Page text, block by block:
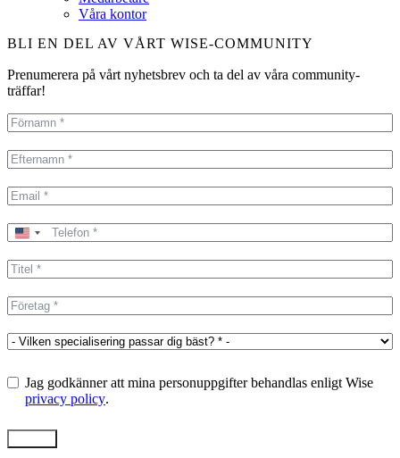
Våra kontor
BLI EN DEL AV VÅRT WISE-COMMUNITY
Prenumerera på vårt nyhetsbrev och ta del av våra community-
träffar!
United
+1
Jag godkänner att mina personuppgifter behandlas enligt Wise
privacy policy.